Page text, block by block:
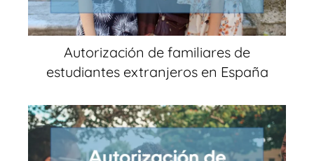
Autorización de familiares de
estudiantes extranjeros en España